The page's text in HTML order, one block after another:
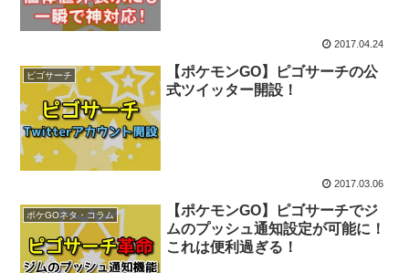
2017.04.24
ピゴサーチ
【ポケモンGO】ピゴサーチの公
式ツイッター開設！
2017.03.06
ポケGOネタ・コラム
【ポケモンGO】ピゴサーチでジ
ムのプッシュ通知設定が可能に！
これは便利過ぎる！